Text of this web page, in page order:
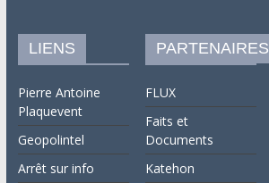
LIENS
Pierre Antoine
Plaquevent
Geopolintel
Arrêt sur info
PARTENAIRES
FLUX
Faits et
Documents
Katehon